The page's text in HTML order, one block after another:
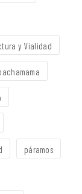
y Vialidad
páramos